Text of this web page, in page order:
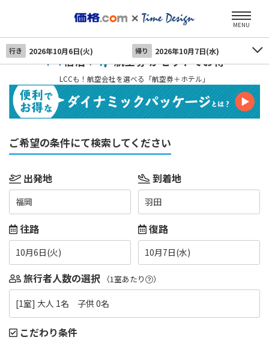
MENU
行き 2026年10月6日(火) 帰り 2026年10月7日(水)
宿泊＋ 航空券 がセットでお得
LCCも！航空会社を選べる「航空券＋ホテル」
ご希望の条件にて検索してください
出発地
福岡
到着地
羽田
往路
10月6日(火)
復路
10月7日(水)
旅行者人数の選択 （1室あたり ）
[1室] 大人 1名 子供 0名
こだわり条件